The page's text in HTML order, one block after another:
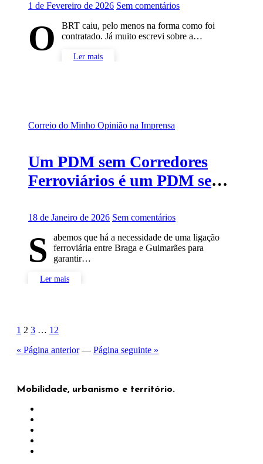
1 de Fevereiro de 2026 Sem comentários
O
BRT caiu, pelo menos na forma como foi
contratado. Já muito escrevi sobre a…
Ler mais
Correio do Minho Opinião na Imprensa
Um PDM sem Corredores
Ferroviários é um PDM sem
18 de Janeiro de 2026 Sem comentários
S
abemos que há a necessidade de uma ligação
ferroviária entre Braga e Guimarães para
garantir…
Ler mais
Paginação
dos
1 2 3 … 12
« Página anterior— Página seguinte »
Mobilidade, urbanismo e território.